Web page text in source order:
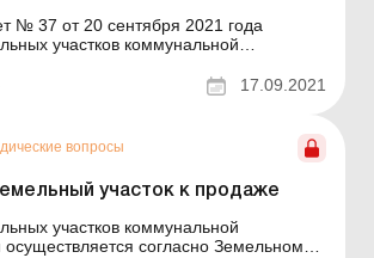
№ 37 от 20 сентября 2021 года
участков коммунальной
нормативно-правовым актам
самоуправления в соответствии с
пр...
17.09.2021
вопросы
участок к продаже
участков коммунальной
осуществляется согласно Земельному